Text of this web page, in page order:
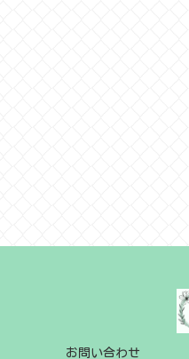
お問い合わせ